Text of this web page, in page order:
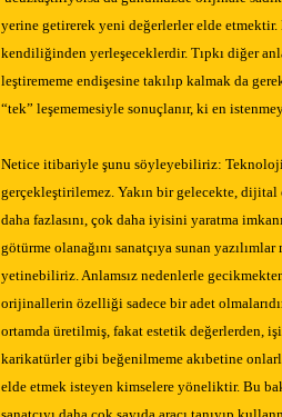
yerine getirerek yeni değerlerler elde
kendiliğinden yerleşeceklerdir. Tıpkı diğer
leştirememe endişesine takılıp kalmak da
“tek” leşememesiyle sonuçlanır, ki en
Netice itibariyle şunu söyleyebiliriz: Teknoloji
gerçekleştirilemez. Yakın bir gelecekte,
daha fazlasını, çok daha iyisini yaratma
götürme olanağını sanatçıya sunan
yetinebiliriz. Anlamsız nedenlerle
orijinallerin özelliği sadece bir adet
ortamda üretilmiş, fakat estetik değerlerden,
karikatürler gibi beğenilmeme akıbetine
elde etmek isteyen kimselere yöneliktir. Bu